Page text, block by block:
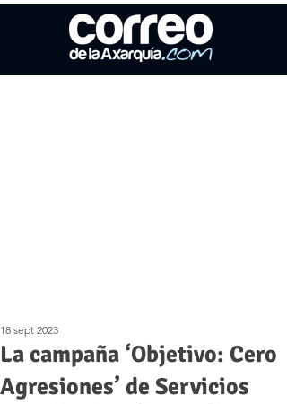
La campaña ‘Objetivo: Cero
Agresiones’ de Servicios
18 sept 2023